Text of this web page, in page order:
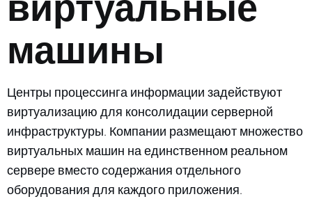
машины
Центры процессинга информации задействуют
виртуализацию для консолидации серверной
инфраструктуры. Компании размещают множество
виртуальных машин на единственном реальном
сервере вместо содержания отдельного
оборудования для каждого приложения.